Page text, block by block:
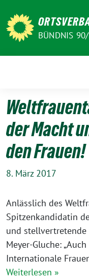
zum
Inhalt
BÜNDNIS
der Macht
den Frauen!
8. März 2017
Anlässlich des
Spitzenkandidatin
und stellvertretende
Meyer-Gluche:
Internationale
Weiterlesen »